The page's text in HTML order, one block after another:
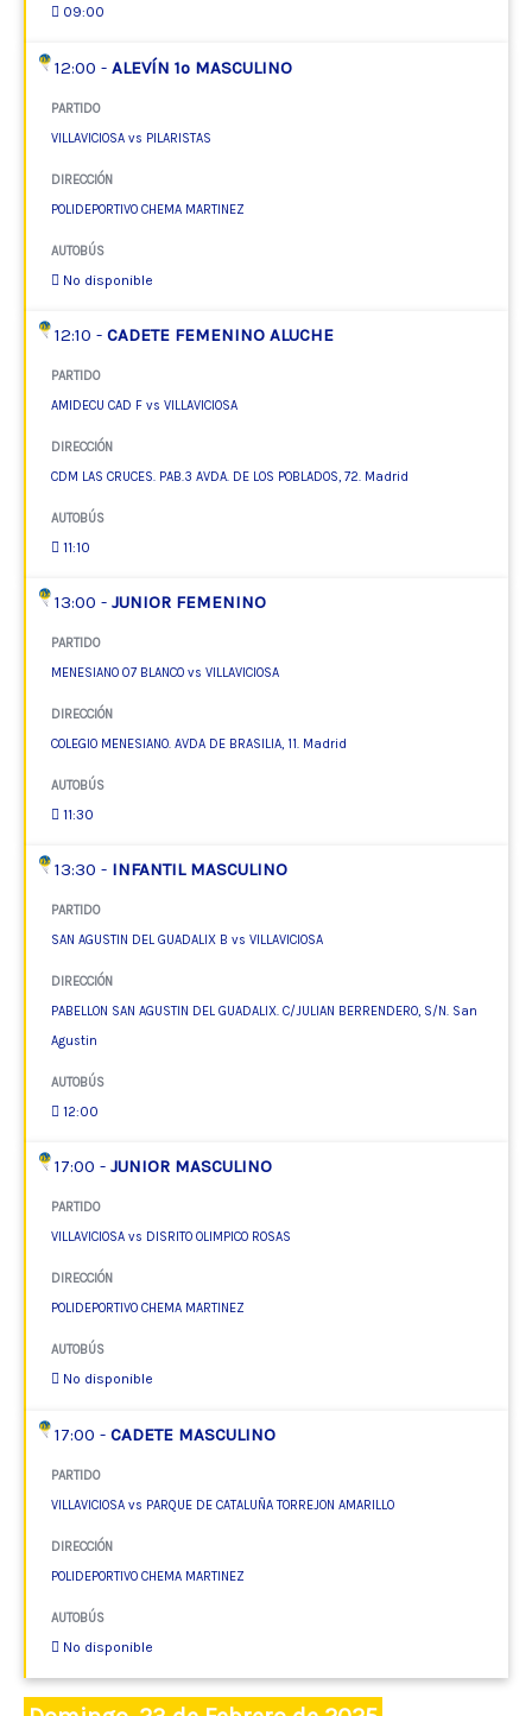
09:00
12:00 - ALEVÍN 1º MASCULINO
PARTIDO
VILLAVICIOSA vs PILARISTAS
DIRECCIÓN
POLIDEPORTIVO CHEMA MARTINEZ
AUTOBÚS
No disponible
12:10 - CADETE FEMENINO ALUCHE
PARTIDO
AMIDECU CAD F vs VILLAVICIOSA
DIRECCIÓN
CDM LAS CRUCES. PAB.3 AVDA. DE LOS POBLADOS, 72. Madrid
AUTOBÚS
11:10
13:00 - JUNIOR FEMENINO
PARTIDO
MENESIANO 07 BLANCO vs VILLAVICIOSA
DIRECCIÓN
COLEGIO MENESIANO. AVDA DE BRASILIA, 11. Madrid
AUTOBÚS
11:30
13:30 - INFANTIL MASCULINO
PARTIDO
SAN AGUSTIN DEL GUADALIX B vs VILLAVICIOSA
DIRECCIÓN
PABELLON SAN AGUSTIN DEL GUADALIX. C/JULIAN BERRENDERO, S/N. San
Agustin
AUTOBÚS
12:00
17:00 - JUNIOR MASCULINO
PARTIDO
VILLAVICIOSA vs DISRITO OLIMPICO ROSAS
DIRECCIÓN
POLIDEPORTIVO CHEMA MARTINEZ
AUTOBÚS
No disponible
17:00 - CADETE MASCULINO
PARTIDO
VILLAVICIOSA vs PARQUE DE CATALUÑA TORREJON AMARILLO
DIRECCIÓN
POLIDEPORTIVO CHEMA MARTINEZ
AUTOBÚS
No disponible